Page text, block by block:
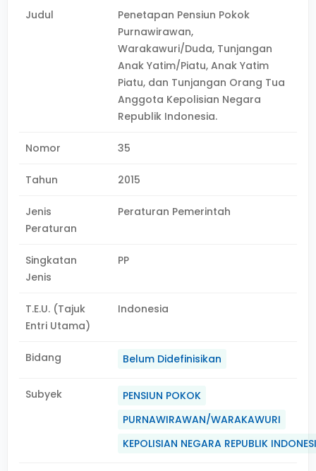
Judul
Penetapan Pensiun Pokok
Purnawirawan,
Warakawuri/Duda, Tunjangan
Anak Yatim/Piatu, Anak Yatim
Piatu, dan Tunjangan Orang Tua
Anggota Kepolisian Negara
Republik Indonesia.
Nomor 35
Tahun 2015
Jenis
Peraturan
Peraturan Pemerintah
Singkatan
Jenis
PP
T.E.U. (Tajuk
Entri Utama)
Indonesia
Bidang Belum Didefinisikan
Subyek
PENSIUN POKOK
PURNAWIRAWAN/WARAKAWURI
KEPOLISIAN NEGARA REPUBLIK